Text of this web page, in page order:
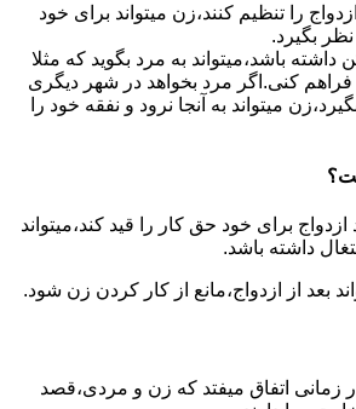
را تنظیم کنند،زن میتواند برای خود
بگیرد.
باشد،میتواند به مرد بگوید که مثلا
فراهم کنی.اگر مرد بخواهد در شهر دیگری
میتواند به آنجا نرود و نفقه خود را
برای خود حق کار را قید کند،میتواند
داشته باشد.
بعد از ازدواج،مانع از کار کردن زن شود.
زمانی اتفاق میفتد که زن و مردی،قصد